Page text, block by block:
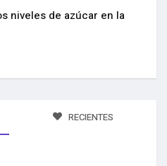
niveles de azúcar en la
RECIENTES